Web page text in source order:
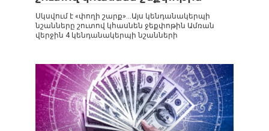
Սկսվում է «փողի շարք»…Այս կենդանակերպի
նշանները շուտով կհասնեն ջեքփոթին Ամռան
վերջին 4 կենդանակերպի նշանների